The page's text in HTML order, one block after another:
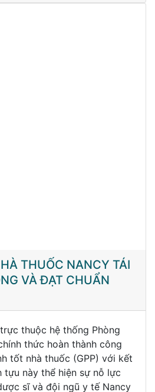
THUỐC NANCY TÁI
VÀ ĐẠT CHUẨN
thuộc hệ thống Phòng
thức hoàn thành công
tốt nhà thuốc (GPP) với kết
tựu này thể hiện sự nỗ lực
sĩ và đội ngũ y tế Nancy